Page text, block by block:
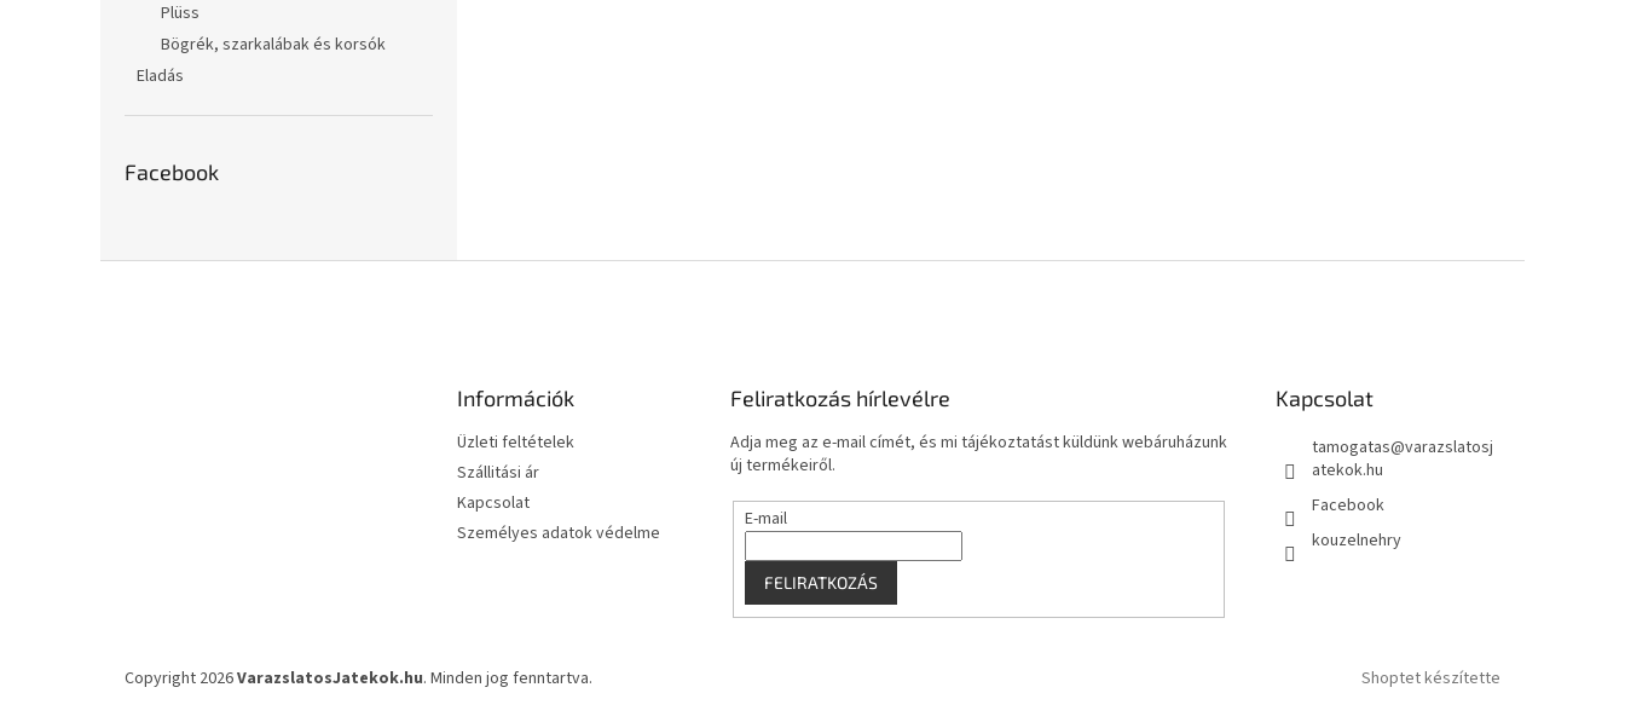
Plüss
Bögrék, szarkalábak és korsók
Eladás
Facebook
Információk
Üzleti feltételek
Szállitási ár
Kapcsolat
Személyes adatok védelme
Feliratkozás hírlevélre
Adja meg az e-mail címét, és mi tájékoztatást küldünk webáruházunk
új termékeiről.
E-mail
FELIRATKOZÁS
Kapcsolat
tamogatas@varazslatosj
atekok.hu
Facebook
kouzelnehry
Shoptet készítette
Copyright 2026VarazslatosJatekok.hu. Minden jog fenntartva.